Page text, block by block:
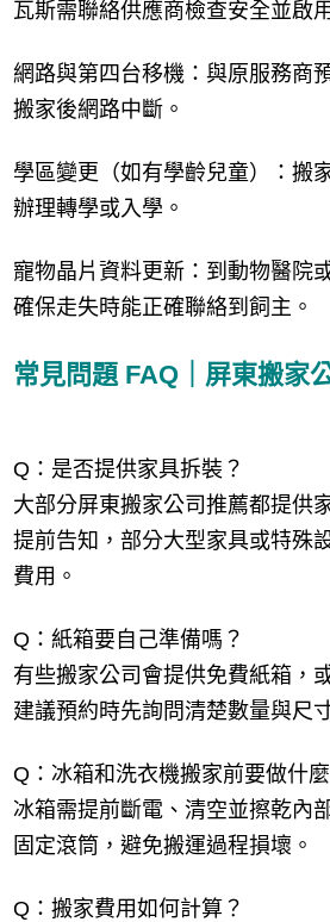
瓦斯需聯絡供應商檢查安全並啟
網路與第四台移機：與原服務商
搬家後網路中斷。
學區變更（如有學齡兒童）：搬
辦理轉學或入學。
寵物晶片資料更新：到動物醫院
確保走失時能正確聯絡到飼主。
常見問題 FAQ｜屏東搬家
Q：是否提供家具拆裝？
大部分屏東搬家公司推薦都提供
提前告知，部分大型家具或特殊
費用。
Q：紙箱要自己準備嗎？
有些搬家公司會提供免費紙箱，
建議預約時先詢問清楚數量與尺
Q：冰箱和洗衣機搬家前要做什
冰箱需提前斷電、清空並擦乾內
固定滾筒，避免搬運過程損壞。
Q：搬家費用如何計算？